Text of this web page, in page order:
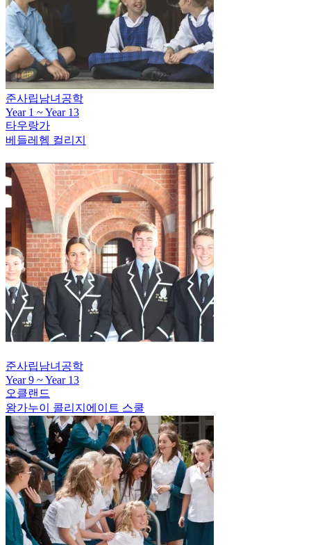
준사립남녀공학
Year 1 ~ Year 13
베들레헴 컬리지
준사립남녀공학
Year 9 ~ Year 13
오클랜드
왕가누이 콜리지에이트 스쿨